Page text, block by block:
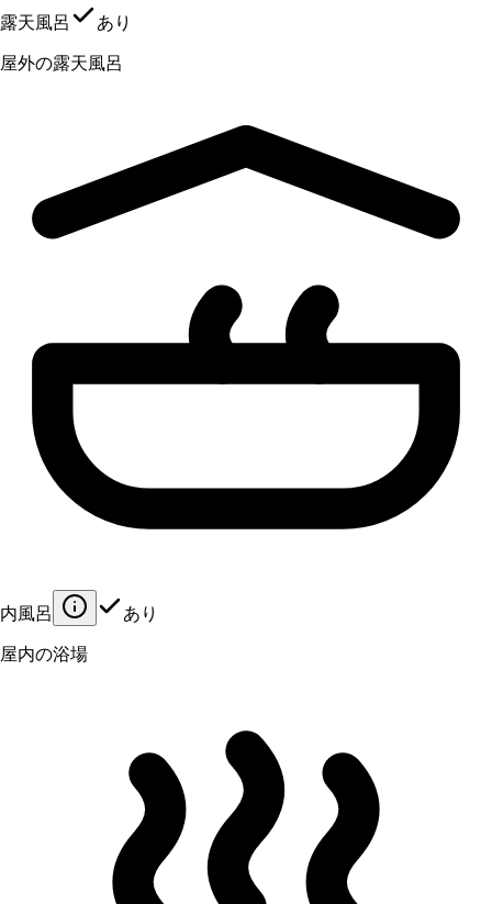
露天風呂 あり
屋外の露天風呂
内風呂 あり
屋内の浴場